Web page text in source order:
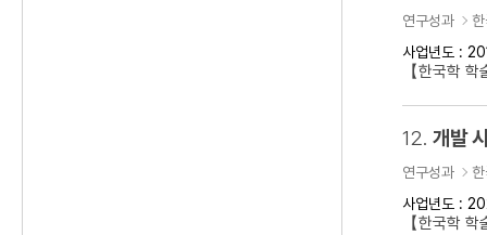
연구성과
사업년도 :
【한국학
12. 개발
연구성과
사업년도 :
【한국학